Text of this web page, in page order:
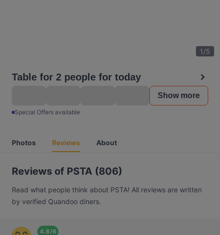
1/5
Table for 2 people for today
Show more
Special Offers available
Photos Reviews About
Reviews of PSTA (806)
Read what people think about PSTA! All reviews are written
by verified Quandoo diners.
4.8/6